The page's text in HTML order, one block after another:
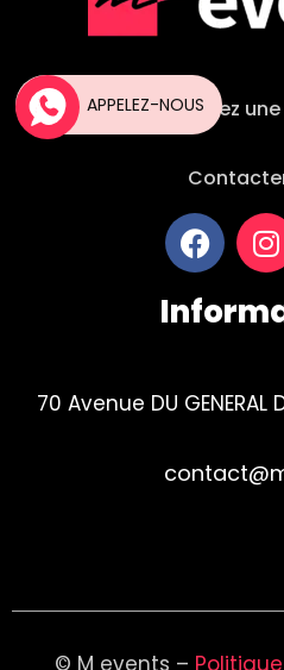
Vous avez
70 Avenue DU GENERAL
© M events –
APPELEZ-NOUS